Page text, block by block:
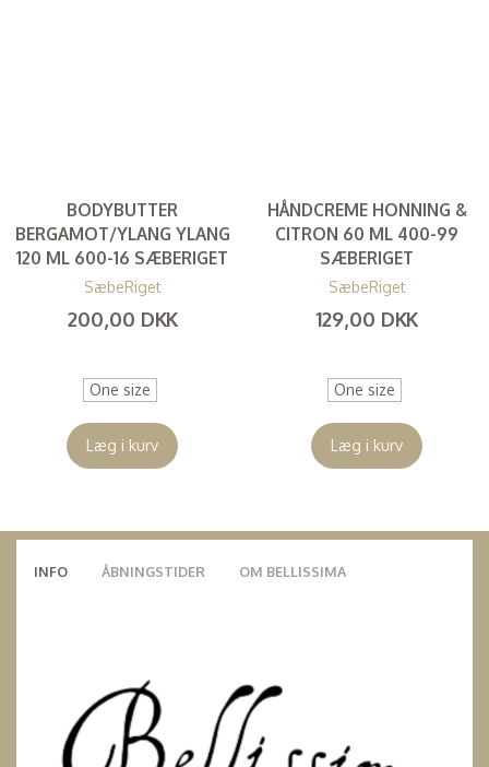
BODYBUTTER
BERGAMOT/YLANG YLANG
120 ML 600-16 SÆBERIGET
SæbeRiget
200,00 DKK
One size
Læg i kurv
HÅNDCREME HONNING &
CITRON 60 ML 400-99
SÆBERIGET
SæbeRiget
129,00 DKK
One size
Læg i kurv
INFO ÅBNINGSTIDER OM BELLISSIMA